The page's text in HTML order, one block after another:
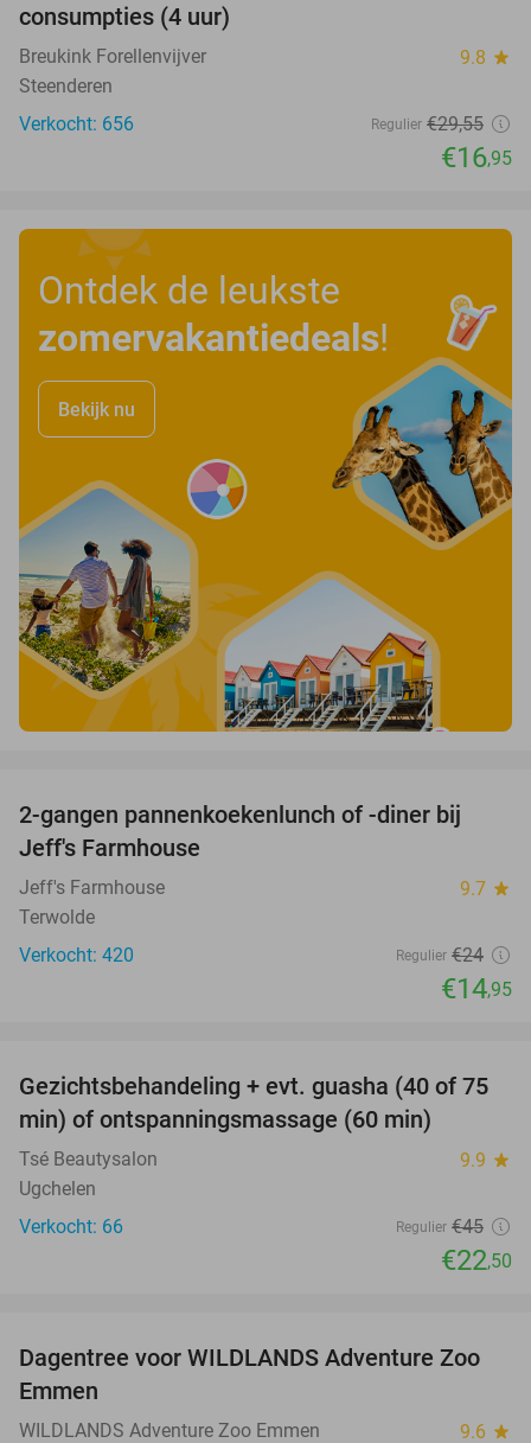
consumpties (4 uur)
Breukink Forellenvijver 9.8 star
Steenderen
Verkocht: 656
Regulier €29,55
€16,95
Ontdek de leukste
zomervakantiedeals!
Bekijk nu
38%
2-gangen pannenkoekenlunch of -diner bij
Jeff's Farmhouse
Jeff's Farmhouse 9.7 star
Terwolde
Verkocht: 420
Regulier €24
€14,95
50%
OUT
Gezichtsbehandeling + evt. guasha (40 of 75
min) of ontspanningsmassage (60 min)
Tsé Beautysalon 9.9 star
Ugchelen
Verkocht: 66
Regulier €45
€22,50
24%
Dagentree voor WILDLANDS Adventure Zoo
Emmen
WILDLANDS Adventure Zoo Emmen 9.6 star